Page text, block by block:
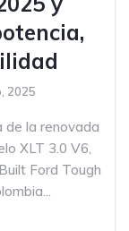
2025
de la renovada
XLT 3.0 V6,
Ford Tough